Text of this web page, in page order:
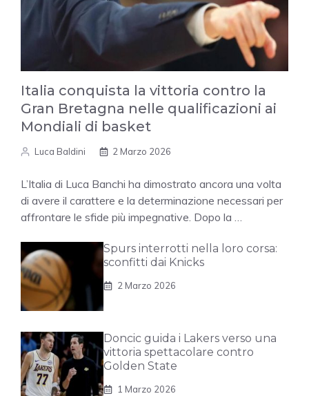
Italia conquista la vittoria contro la
Gran Bretagna nelle qualificazioni ai
Mondiali di basket
Luca Baldini 2 Marzo 2026
L’Italia di Luca Banchi ha dimostrato ancora una volta
di avere il carattere e la determinazione necessari per
affrontare le sfide più impegnative. Dopo la …
Spurs interrotti nella loro corsa:
sconfitti dai Knicks
2 Marzo 2026
Doncic guida i Lakers verso una
vittoria spettacolare contro
Golden State
1 Marzo 2026